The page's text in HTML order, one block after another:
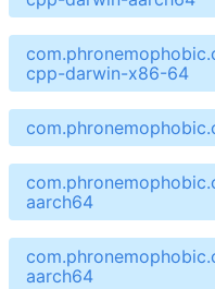
cpp-darwin-x86-64
aarch64
aarch64